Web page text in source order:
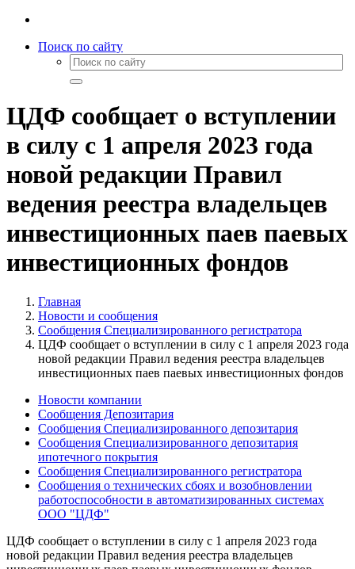
Поиск по сайту
ЦДФ сообщает о вступлении
в силу с 1 апреля 2023 года
новой редакции Правил
ведения реестра владельцев
инвестиционных паев паевых
инвестиционных фондов
Главная
Новости и сообщения
Сообщения Специализированного регистратора
ЦДФ сообщает о вступлении в силу с 1 апреля 2023 года
новой редакции Правил ведения реестра владельцев
инвестиционных паев паевых инвестиционных фондов
Новости компании
Сообщения Депозитария
Сообщения Специализированного депозитария
Сообщения Специализированного депозитария
ипотечного покрытия
Сообщения Специализированного регистратора
Сообщения о технических сбоях и возобновлении
работоспособности в автоматизированных системах
ООО "ЦДФ"
ЦДФ сообщает о вступлении в силу с 1 апреля 2023 года
новой редакции Правил ведения реестра владельцев